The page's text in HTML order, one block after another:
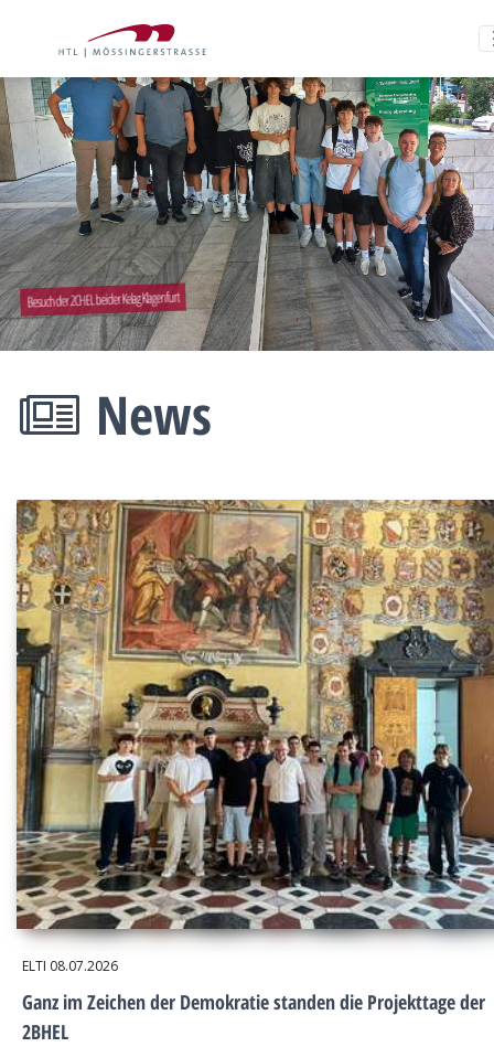
Besuch der 2CHEL bei der Kelag Klagenfurt
News
ELTI 08.07.2026
Ganz im Zeichen der Demokratie standen die Projekttage der
2BHEL